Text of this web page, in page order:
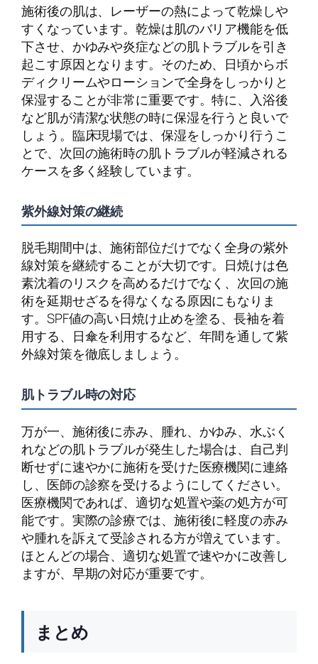
施術後の肌は、レーザーの熱によって乾燥しや
すくなっています。乾燥は肌のバリア機能を低
下させ、かゆみや炎症などの肌トラブルを引き
起こす原因となります。そのため、日頃からボ
ディクリームやローションで全身をしっかりと
保湿することが非常に重要です。特に、入浴後
など肌が清潔な状態の時に保湿を行うと良いで
しょう。臨床現場では、保湿をしっかり行うこ
とで、次回の施術時の肌トラブルが軽減される
ケースを多く経験しています。
紫外線対策の継続
脱毛期間中は、施術部位だけでなく全身の紫外
線対策を継続することが大切です。日焼けは色
素沈着のリスクを高めるだけでなく、次回の施
術を延期せざるを得なくなる原因にもなりま
す。SPF値の高い日焼け止めを塗る、長袖を着
用する、日傘を利用するなど、年間を通して紫
外線対策を徹底しましょう。
肌トラブル時の対応
万が一、施術後に赤み、腫れ、かゆみ、水ぶく
れなどの肌トラブルが発生した場合は、自己判
断せずに速やかに施術を受けた医療機関に連絡
し、医師の診察を受けるようにしてください。
医療機関であれば、適切な処置や薬の処方が可
能です。実際の診療では、施術後に軽度の赤み
や腫れを訴えて受診される方が増えています。
ほとんどの場合、適切な処置で速やかに改善し
ますが、早期の対応が重要です。
まとめ